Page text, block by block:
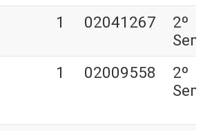
1 02041267
2º
1 02009558
2º